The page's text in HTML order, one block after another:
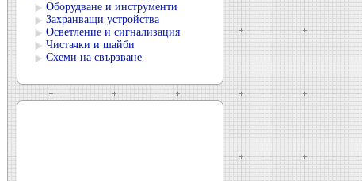
Оборудване и инструменти
Захранващи устройства
Осветление и сигнализация
Чистачки и шайби
Схеми на свързване